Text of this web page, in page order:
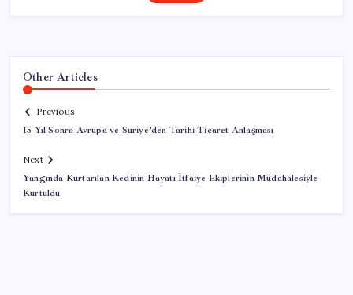
Other Articles
Previous
15 Yıl Sonra Avrupa ve Suriye’den Tarihi Ticaret Anlaşması
Next
Yangında Kurtarılan Kedinin Hayatı İtfaiye Ekiplerinin Müdahalesiyle
Kurtuldu